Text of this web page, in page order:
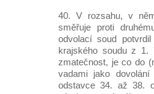
40. V rozsahu, v
směřuje proti
odvolací soud
krajského soudu z
zmatečnost, je co do
vadami jako
odstavce 34. až 38.